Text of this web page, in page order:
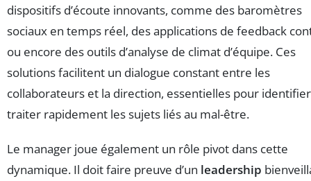
dispositifs d’écoute innovants, comme des baromètres
sociaux en temps réel, des applications de feedback
ou encore des outils d’analyse de climat d’équipe. Ces
solutions facilitent un dialogue constant entre les
collaborateurs et la direction, essentielles pour
traiter rapidement les sujets liés au mal-être.
Le manager joue également un rôle pivot dans cette
dynamique. Il doit faire preuve d’un leadership